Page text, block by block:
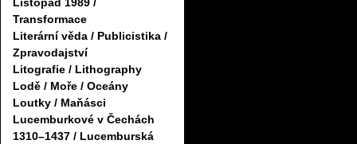
Transformace
Literární věda / Publicistika /
Zpravodajství
Litografie / Lithography
Lodě / Moře / Oceány
Loutky / Maňásci
Lucemburkové v Čechách
1310–1437 / Lucemburská